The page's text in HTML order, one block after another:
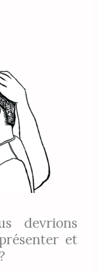
devrions
et